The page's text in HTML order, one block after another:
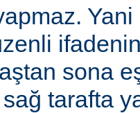
sona
tarafta